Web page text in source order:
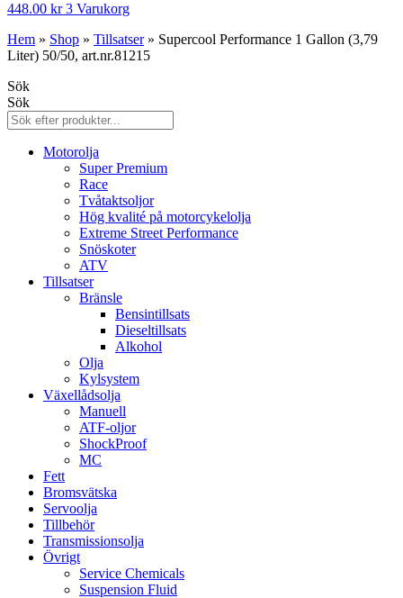
448.00 kr 3 Varukorg
Hem » Shop » Tillsatser» Supercool Performance 1 Gallon (3,79
Liter) 50/50, art.nr.81215
Sök
Sök
Motorolja
Super Premium
Race
Tvåtaktsoljor
Hög kvalité på motorcykelolja
Extreme Street Performance
Snöskoter
ATV
Tillsatser
Bränsle
Bensintillsats
Dieseltillsats
Alkohol
Olja
Kylsystem
Växellådsolja
Manuell
ATF-oljor
ShockProof
MC
Fett
Bromsvätska
Servoolja
Tillbehör
Transmissionsolja
Övrigt
Service Chemicals
Suspension Fluid